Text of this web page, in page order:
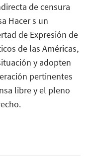
de censura
Hacer s un
de Expresión de
de las Américas,
y adopten
pertinentes
libre y el pleno